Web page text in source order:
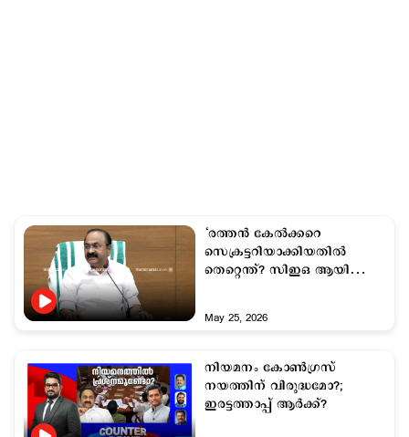
‘രത്തന്‍ കേല്‍ക്കറെ
സെക്രട്ടറിയാക്കിയതില്‍
തെറ്റെന്ത്? സിഇഒ ആയി
May 25, 2026
നിയമനം കോണ്‍ഗ്രസ്
നയത്തിന് വിരുദ്ധമോ?;
ഇരട്ടത്താപ്പ് ആര്‍ക്ക്?